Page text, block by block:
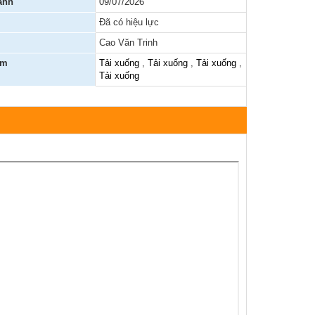
Báo cáo, số liệu thống kê
Văn bản quy phạm pháp luật
Lịch công tác
Kết quả chương trình, đề tài khoa học
Đã có hiệu lực
Cao Văn Trinh
Tải xuống Tải xuống Tải xuống
Tải xuống